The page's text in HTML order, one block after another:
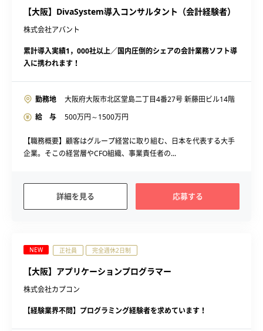
【大阪】DivaSystem導入コンサルタント（会計経験者）
株式会社アバント
累計導入実績1，000社以上／国内圧倒的シェアの会計業務ソフト導
入に携われます！
勤務地
大阪府大阪市北区堂島二丁目4番27号 新藤田ビル14階
給 与
500万円～1500万円
【職務概要】顧客はグループ経営に取り組む、日本を代表する大手
企業。そこの経営層やCFO組織、事業責任者の...
詳細を見る 応募する
NEW 正社員 完全週休2日制
【大阪】アプリケーションプログラマー
株式会社カプコン
【経験業界不問】プログラミング経験者を求めています！